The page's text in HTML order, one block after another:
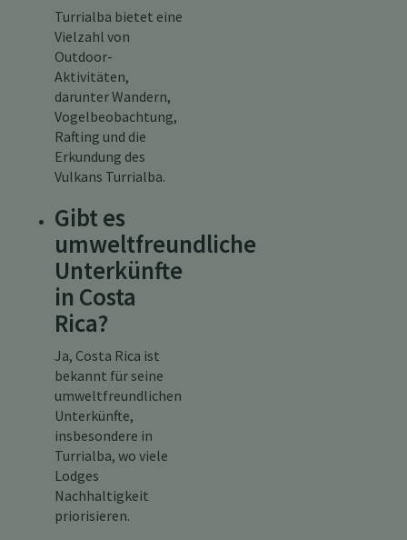
Turrialba bietet eine
Vielzahl von
Outdoor-
Aktivitäten,
darunter Wandern,
Vogelbeobachtung,
Rafting und die
Erkundung des
Vulkans Turrialba.
Gibt es
umweltfreundliche
Unterkünfte
in Costa
Rica?
Ja, Costa Rica ist
bekannt für seine
umweltfreundlichen
Unterkünfte,
insbesondere in
Turrialba, wo viele
Lodges
Nachhaltigkeit
priorisieren.